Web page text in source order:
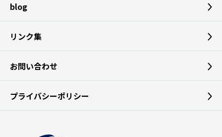
blog
リンク集
お問い合わせ
プライバシーポリシー